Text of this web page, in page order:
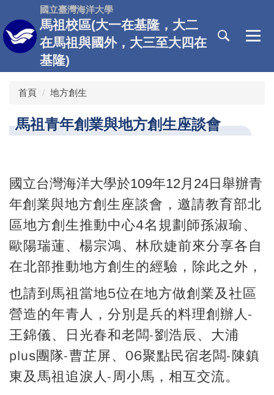
到
主
要
國立臺灣海洋大學
馬祖校區(大一在基隆，大二
在馬祖與國外，大三至大四在
基隆)
首頁 地方創生
馬祖青年創業與地方創生座談會
國立台灣海洋大學於109年12月24日舉辦青
年創業與地方創生座談會， 邀請教育部北
區地方創生推動中心4名規劃師孫淑瑜、
歐陽瑞蓮、楊宗鴻、林欣婕前來分享各自
在北部推動地方創生的經驗，除此之外，
也請到馬祖當地5位在地方做創業及社區
營造的年青人，分別是兵的料理創辦人-
王錦儀、日光春和老闆-劉浩辰、大浦
plus團隊-曹芷屏、06聚點民宿老闆-陳鎮
東及馬祖追淚人-周小馬，相互交流。